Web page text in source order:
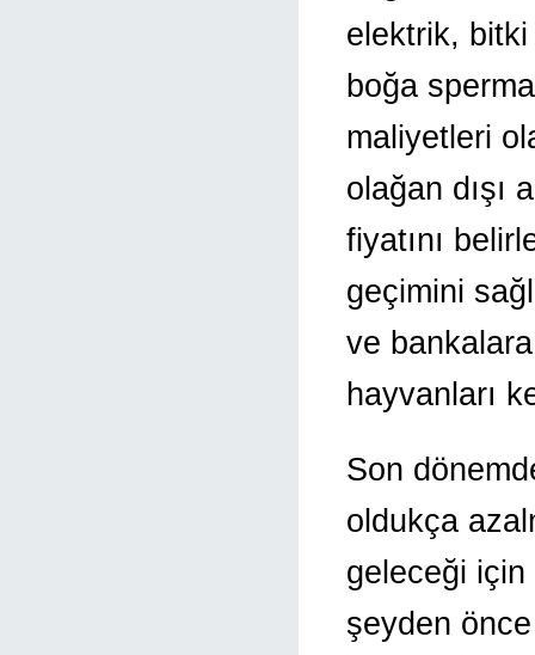
elektrik, bitki
boğa
maliyetleri
olağan dışı
fiyatını
geçimini
ve
hayvanları
Son
oldukça
geleceği
şeyden